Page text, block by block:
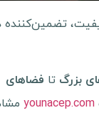
تضمین‌کننده
بزرگ تا فضاهای
younacep.com